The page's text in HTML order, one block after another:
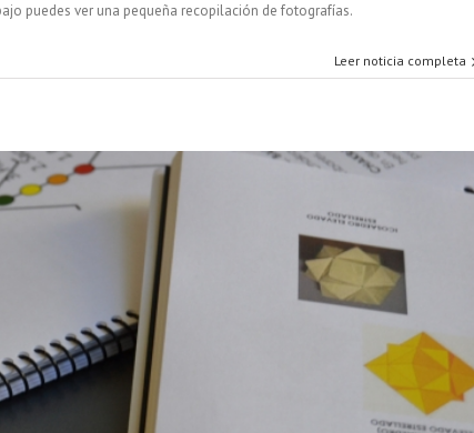
puedes ver una pequeña recopilación de fotografías.
Leer noticia completa